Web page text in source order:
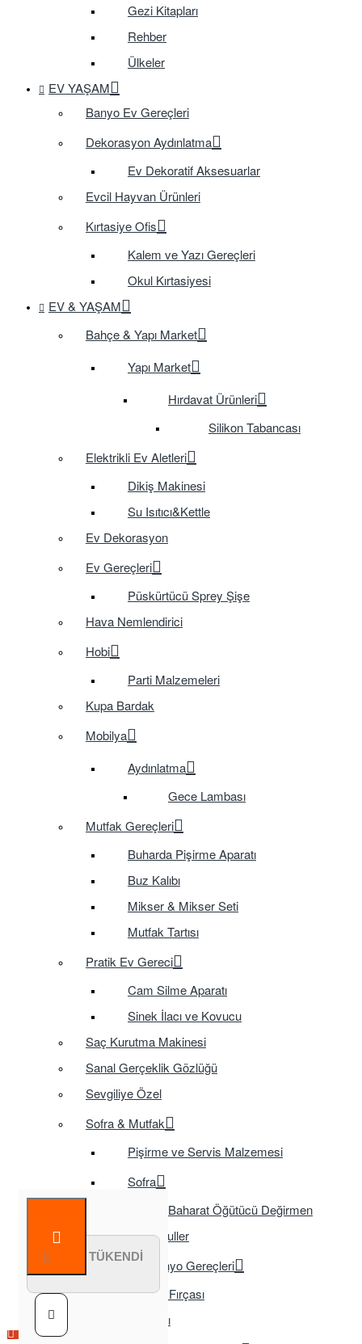
Gezi Kitapları
Rehber
Ülkeler
EV YAŞAM
Banyo Ev Gereçleri
Dekorasyon Aydınlatma
Ev Dekoratif Aksesuarlar
Evcil Hayvan Ürünleri
Kırtasiye Ofis
Kalem ve Yazı Gereçleri
Okul Kırtasiyesi
EV & YAŞAM
Bahçe & Yapı Market
Yapı Market
Hırdavat Ürünleri
Silikon Tabancası
Elektrikli Ev Aletleri
Dikiş Makinesi
Su Isıtıcı&Kettle
Ev Dekorasyon
Ev Gereçleri
Püskürtücü Sprey Şişe
Hava Nemlendirici
Hobi
Parti Malzemeleri
Kupa Bardak
Mobilya
Aydınlatma
Gece Lambası
Mutfak Gereçleri
Buharda Pişirme Aparatı
Buz Kalıbı
Mikser & Mikser Seti
Mutfak Tartısı
Pratik Ev Gereci
Cam Silme Aparatı
Sinek İlacı ve Kovucu
Saç Kurutma Makinesi
Sanal Gerçeklik Gözlüğü
Sevgiliye Özel
Sofra & Mutfak
Pişirme ve Servis Malzemesi
Sofra
Baharat Öğütücü Değirmen
Tasarruflu Ampuller
Temizlik ve Banyo Gereçleri
Tuvalet Fırçası
TV Aksesuarları
STOK TÜKENDİ
Çok Satılan Ürün
Çok Satılan Ürün
Çok Satılan Ürün